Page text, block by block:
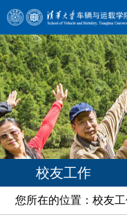
院系概况
学院概况
院长致辞
现任领导
师资队伍
杰出人才
教师队伍
人才培养
本科生培养
专业介绍
科学研究
校友工作
您所在的位置：校友